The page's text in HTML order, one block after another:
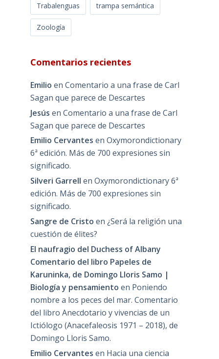
Trabalenguas trampa semántica
Zoología
Comentarios recientes
Emilio en Comentario a una frase de Carl
Sagan que parece de Descartes
Jesús en Comentario a una frase de Carl
Sagan que parece de Descartes
Emilio Cervantes en Oxymorondictionary
6ª edición. Más de 700 expresiones sin
significado.
Silveri Garrell en Oxymorondictionary 6ª
edición. Más de 700 expresiones sin
significado.
Sangre de Cristo en ¿Será la religión una
cuestión de élites?
El naufragio del Duchess of Albany
Comentario del libro Papeles de
Karuninka, de Domingo Lloris Samo |
Biología y pensamiento en Poniendo
nombre a los peces del mar. Comentario
del libro Anecdotario y vivencias de un
Ictiólogo (Anacefaleosis 1971 – 2018), de
Domingo Lloris Samo.
Emilio Cervantes en Hacia una ciencia